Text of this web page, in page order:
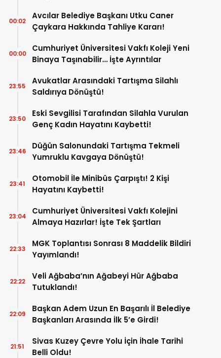
Avcılar Belediye Başkanı Utku Caner
Çaykara Hakkında Tahliye Kararı!
00:02
Cumhuriyet Üniversitesi Vakfı Koleji Yeni
Binaya Taşınabilir… İşte Ayrıntılar
00:00
Avukatlar Arasındaki Tartışma Silahlı
Saldırıya Dönüştü!
23:55
Eski Sevgilisi Tarafından Silahla Vurulan
Genç Kadın Hayatını Kaybetti!
23:50
Düğün Salonundaki Tartışma Tekmeli
Yumruklu Kavgaya Dönüştü!
23:46
Otomobil İle Minibüs Çarpıştı! 2 Kişi
Hayatını Kaybetti!
23:41
Cumhuriyet Üniversitesi Vakfı Kolejini
Almaya Hazırlar! İşte Tek Şartları
23:04
MGK Toplantısı Sonrası 8 Maddelik Bildiri
Yayımlandı!
22:33
Veli Ağbaba’nın Ağabeyi Hür Ağbaba
Tutuklandı!
22:22
Başkan Adem Uzun En Başarılı İl Belediye
Başkanları Arasında İlk 5’e Girdi!
22:09
Sivas Kuzey Çevre Yolu İçin İhale Tarihi
Belli Oldu!
21:51